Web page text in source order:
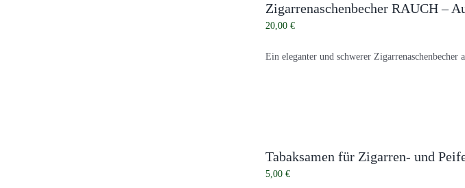
Zigarrenaschenbecher RAUCH –
20,00 €
Ein eleganter und schwerer
Tabaksamen für Zigarren- und
5,00 €